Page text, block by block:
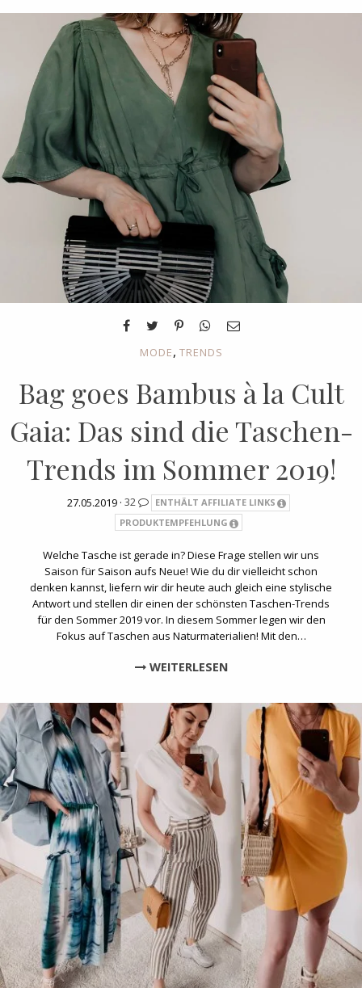
MODE, TRENDS
Bag goes Bambus à la Cult
Gaia: Das sind die Taschen-
Trends im Sommer 2019!
27.05.2019 · 32
ENTHÄLT AFFILIATE LINKS
PRODUKTEMPFEHLUNG
Welche Tasche ist gerade in? Diese Frage stellen wir uns
Saison für Saison aufs Neue! Wie du dir vielleicht schon
denken kannst, liefern wir dir heute auch gleich eine stylische
Antwort und stellen dir einen der schönsten Taschen-Trends
für den Sommer 2019 vor. In diesem Sommer legen wir den
Fokus auf Taschen aus Naturmaterialien! Mit den…
WEITERLESEN